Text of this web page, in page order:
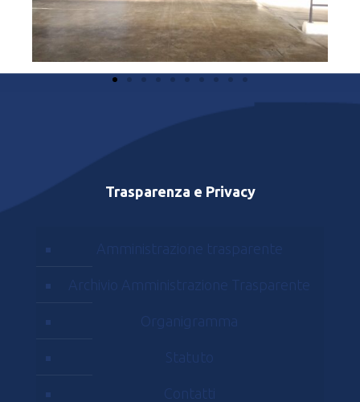
Trasparenza e Privacy
Amministrazione trasparente
Archivio Amministrazione Trasparente
Organigramma
Statuto
Contatti